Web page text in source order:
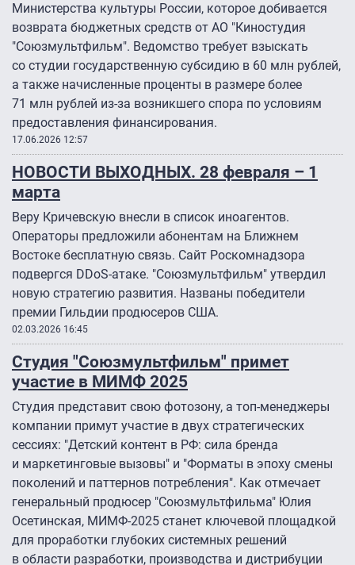
Министерства культуры России, которое добивается
возврата бюджетных средств от АО "Киностудия
"Союзмультфильм". Ведомство требует взыскать
со студии государственную субсидию в 60 млн рублей,
а также начисленные проценты в размере более
71 млн рублей из-за возникшего спора по условиям
предоставления финансирования.
17.06.2026 12:57
НОВОСТИ ВЫХОДНЫХ. 28 февраля – 1
марта
Веру Кричевскую внесли в список иноагентов.
Операторы предложили абонентам на Ближнем
Востоке бесплатную связь. Сайт Роскомнадзора
подвергся DDoS-атаке. "Союзмультфильм" утвердил
новую стратегию развития. Названы победители
премии Гильдии продюсеров США.
02.03.2026 16:45
Студия "Союзмультфильм" примет
участие в МИМФ 2025
Студия представит свою фотозону, а топ-менеджеры
компании примут участие в двух стратегических
сессиях: "Детский контент в РФ: сила бренда
и маркетинговые вызовы" и "Форматы в эпоху смены
поколений и паттернов потребления". Как отмечает
генеральный продюсер "Союзмультфильма" Юлия
Осетинская, МИМФ-2025 станет ключевой площадкой
для проработки глубоких системных решений
в области разработки, производства и дистрибуции